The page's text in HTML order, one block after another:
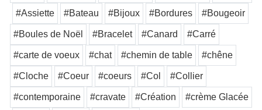
#Assiette #Bateau #Bijoux #Bordures #Bougeoir
#Boules de Noël #Bracelet #Canard #Carré
#carte de voeux #chat #chemin de table #chêne
#Cloche #Coeur #coeurs #Col #Collier
#contemporaine #cravate #Création #crème Glacée